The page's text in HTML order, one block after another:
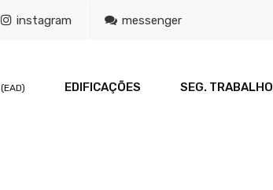
instagram messenger
(EAD) EDIFICAÇÕES SEG. TRABALHO